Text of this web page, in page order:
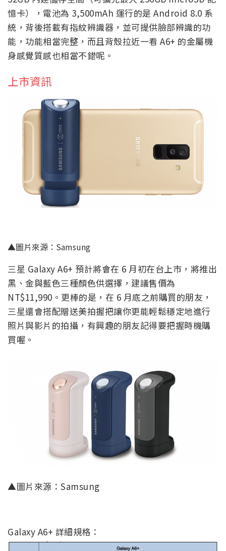
憶卡），電池為 3,500mAh 運行的是 Android 8.0 系
統，背後搭載有指紋辨識器，並可提供臉部辨識的功
能，功能相當完整，而且背殼拉近一看 A6+ 的金屬機
身感覺質感也相當不錯呢。
上市資訊
▲圖片來源：Samsung
三星 Galaxy A6+ 預計將會在 6 月初在台上市，將推出
黑、金與藍色三種顏色供選擇，建議售價為
NT$11,990。更棒的是，在 6 月底之前購買的朋友，
三星還會搭配贈送美拍握把讓你更能輕鬆穩定地進行
照片與影片的拍攝，有興趣的朋友記得要把握時機購
買喔。
▲圖片來源：Samsung
Galaxy A6+ 詳細規格：